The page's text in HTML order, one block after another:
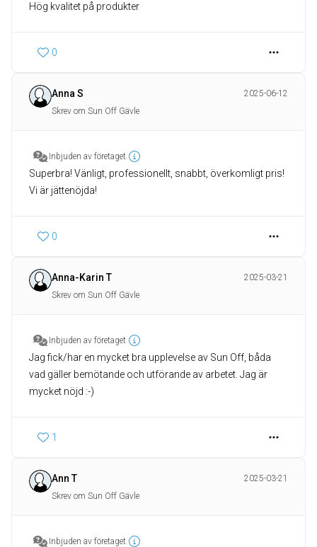
Hög kvalitet på produkter
0
Anna S
2025-06-12
Skrev om Sun Off Gävle
Inbjuden av företaget
Superbra! Vänligt, professionellt, snabbt, överkomligt pris!
Vi är jättenöjda!
0
Anna-Karin T
2025-03-21
Skrev om Sun Off Gävle
Inbjuden av företaget
Jag fick/har en mycket bra upplevelse av Sun Off, båda
vad gäller bemötande och utförande av arbetet. Jag är
mycket nöjd :-)
1
Ann T
2025-03-21
Skrev om Sun Off Gävle
Inbjuden av företaget